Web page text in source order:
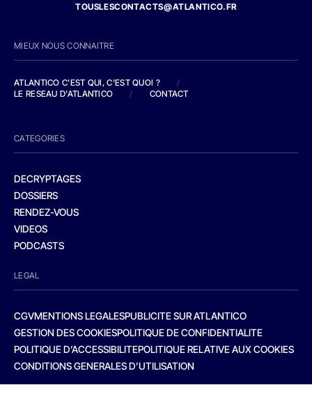
TOUSLESCONTACTS@ATLANTICO.FR
MIEUX NOUS CONNAITRE
ATLANTICO C'EST QUI, C'EST QUOI ?
/
LE RESEAU D'ATLANTICO
/ CONTACT
CATEGORIES
DECRYPTAGES
DOSSIERS
RENDEZ-VOUS
VIDEOS
PODCASTS
LEGAL
CGVMENTIONS LEGALESPUBLICITE SUR ATLANTICO
GESTION DES COOKIESPOLITIQUE DE CONFIDENTIALITE
POLITIQUE D’ACCESSIBILITEPOLITIQUE RELATIVE AUX COOKIES
CONDITIONS GENERALES D’UTILISATION